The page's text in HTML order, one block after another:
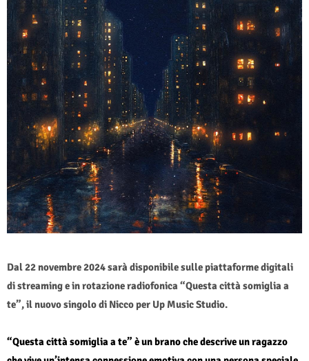
Dal 22 novembre 2024 sarà disponibile sulle piattaforme digitali
di streaming e in rotazione radiofonica “Questa città somiglia a
te”, il nuovo singolo di Nicco per Up Music Studio.
“Questa città somiglia a te” è un brano che descrive un ragazzo